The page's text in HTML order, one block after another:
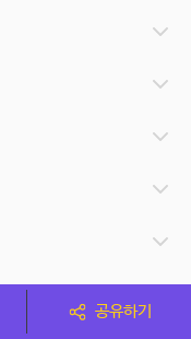
공유하기